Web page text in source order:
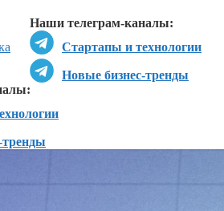
Наши телеграм-каналы:
Стартапы и технологии
Новые бизнес-тренды
тренды